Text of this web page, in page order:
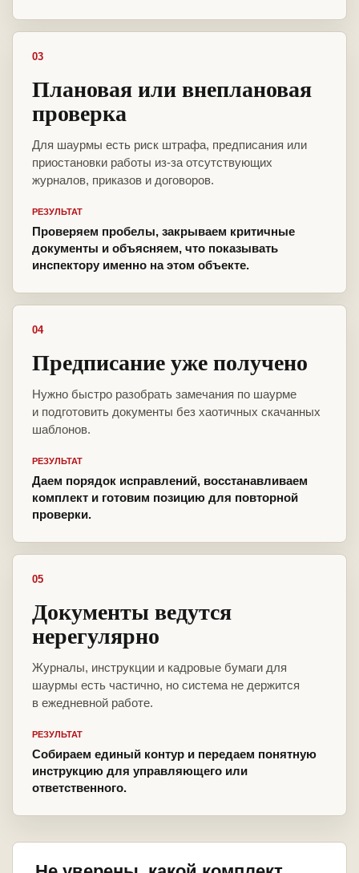
03
Плановая или внеплановая
проверка
Для шаурмы есть риск штрафа, предписания или
приостановки работы из-за отсутствующих
журналов, приказов и договоров.
РЕЗУЛЬТАТ
Проверяем пробелы, закрываем критичные
документы и объясняем, что показывать
инспектору именно на этом объекте.
04
Предписание уже получено
Нужно быстро разобрать замечания по шаурме
и подготовить документы без хаотичных скачанных
шаблонов.
РЕЗУЛЬТАТ
Даем порядок исправлений, восстанавливаем
комплект и готовим позицию для повторной
проверки.
05
Документы ведутся
нерегулярно
Журналы, инструкции и кадровые бумаги для
шаурмы есть частично, но система не держится
в ежедневной работе.
РЕЗУЛЬТАТ
Собираем единый контур и передаем понятную
инструкцию для управляющего или
ответственного.